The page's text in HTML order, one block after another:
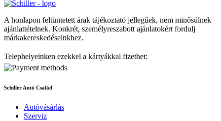
A honlapon feltüntetett árak tájékoztató jellegűek, nem minősülnek
ajánlattételnek. Konkrét, személyreszabott ajánlatokért fordulj
márkakereskedéseinkhez.
Telephelyeinken ezekkel a kártyákkal fizethet:
Schiller Autó Család
Autóvásárlás
Szerviz